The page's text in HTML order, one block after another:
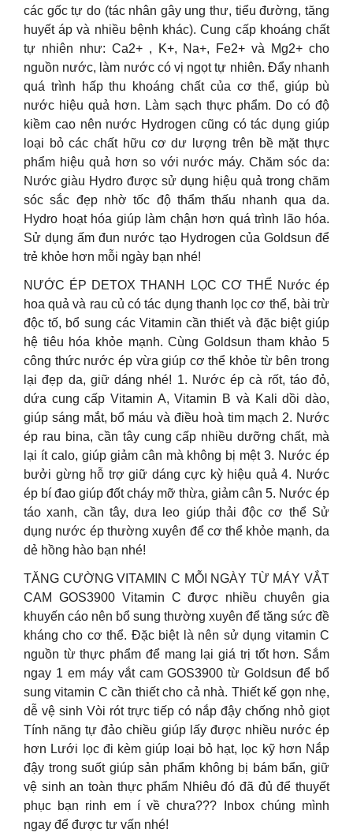
các gốc tự do (tác nhân gây ung thư, tiểu đường, tăng
huyết áp và nhiều bệnh khác). Cung cấp khoáng chất
tự nhiên như: Ca2+ , K+, Na+, Fe2+ và Mg2+ cho
nguồn nước, làm nước có vị ngọt tự nhiên. Đẩy nhanh
quá trình hấp thu khoáng chất của cơ thể, giúp bù
nước hiệu quả hơn. Làm sạch thực phẩm. Do có độ
kiềm cao nên nước Hydrogen cũng có tác dụng giúp
loại bỏ các chất hữu cơ dư lượng trên bề mặt thực
phẩm hiệu quả hơn so với nước máy. Chăm sóc da:
Nước giàu Hydro được sử dụng hiệu quả trong chăm
sóc sắc đẹp nhờ tốc độ thẩm thấu nhanh qua da.
Hydro hoạt hóa giúp làm chận hơn quá trình lão hóa.
Sử dụng ấm đun nước tạo Hydrogen của Goldsun để
trẻ khỏe hơn mỗi ngày bạn nhé!
NƯỚC ÉP DETOX THANH LỌC CƠ THỂ Nước ép
hoa quả và rau củ có tác dụng thanh lọc cơ thể, bài trừ
độc tố, bổ sung các Vitamin cần thiết và đặc biệt giúp
hệ tiêu hóa khỏe mạnh. Cùng Goldsun tham khảo 5
công thức nước ép vừa giúp cơ thể khỏe từ bên trong
lại đẹp da, giữ dáng nhé! 1. Nước ép cà rốt, táo đỏ,
dứa cung cấp Vitamin A, Vitamin B và Kali dồi dào,
giúp sáng mắt, bổ máu và điều hoà tim mạch 2. Nước
ép rau bina, cần tây cung cấp nhiều dưỡng chất, mà
lại ít calo, giúp giảm cân mà không bị mệt 3. Nước ép
bưởi gừng hỗ trợ giữ dáng cực kỳ hiệu quả 4. Nước
ép bí đao giúp đốt cháy mỡ thừa, giảm cân 5. Nước ép
táo xanh, cần tây, dưa leo giúp thải độc cơ thể Sử
dụng nước ép thường xuyên để cơ thể khỏe mạnh, da
dẻ hồng hào bạn nhé!
TĂNG CƯỜNG VITAMIN C MỖI NGÀY TỪ MÁY VẮT
CAM GOS3900 Vitamin C được nhiều chuyên gia
khuyến cáo nên bổ sung thường xuyên để tăng sức đề
kháng cho cơ thể. Đặc biệt là nên sử dụng vitamin C
nguồn từ thực phẩm để mang lại giá trị tốt hơn. Sắm
ngay 1 em máy vắt cam GOS3900 từ Goldsun để bổ
sung vitamin C cần thiết cho cả nhà. Thiết kế gọn nhẹ,
dễ vệ sinh Vòi rót trực tiếp có nắp đậy chống nhỏ giọt
Tính năng tự đảo chiều giúp lấy được nhiều nước ép
hơn Lưới lọc đi kèm giúp loại bỏ hạt, lọc kỹ hơn Nắp
đậy trong suốt giúp sản phẩm không bị bám bẩn, giữ
vệ sinh an toàn thực phẩm Nhiêu đó đã đủ để thuyết
phục bạn rinh em í về chưa??? Inbox chúng mình
ngay để được tư vấn nhé!